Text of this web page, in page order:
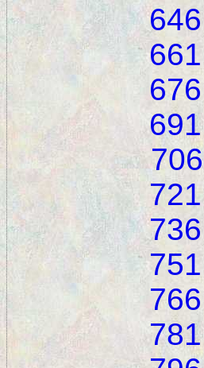
646
661
676
691
706
721
736
751
766
781